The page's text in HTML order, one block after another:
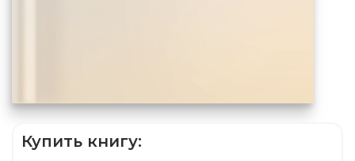
Купить книгу: